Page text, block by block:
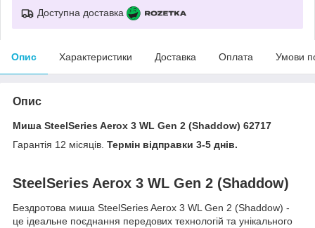
Доступна доставка
Опис Характеристики Доставка Оплата Умови
Опис
Миша SteelSeries Aerox 3 WL Gen 2 (Shaddow) 62717
Гарантія 12 місяців. Термін відправки 3-5 днів.
SteelSeries Aerox 3 WL Gen 2 (Shaddow)
Бездротова миша SteelSeries Aerox 3 WL Gen 2 (Shaddow) -
це ідеальне поєднання передових технологій та унікального